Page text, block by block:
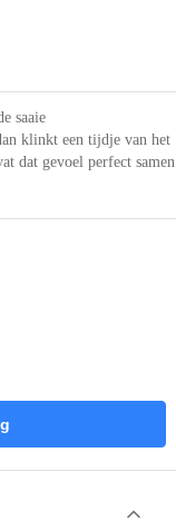
saaie
klinkt een tijdje van het
dat gevoel perfect samen